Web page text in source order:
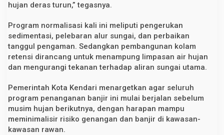
hujan deras turun,” tegasnya.
Program normalisasi kali ini meliputi pengerukan
sedimentasi, pelebaran alur sungai, dan perbaikan
tanggul pengaman. Sedangkan pembangunan kolam
retensi dirancang untuk menampung limpasan air hujan
dan mengurangi tekanan terhadap aliran sungai utama.
Pemerintah Kota Kendari menargetkan agar seluruh
program penanganan banjir ini mulai berjalan sebelum
musim hujan berikutnya, dengan harapan mampu
meminimalisir risiko genangan dan banjir di kawasan-
kawasan rawan.